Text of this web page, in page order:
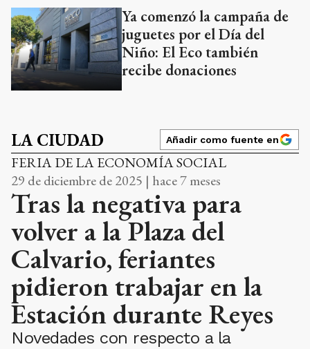
Ya comenzó la campaña de
juguetes por el Día del
Niño: El Eco también
recibe donaciones
LA CIUDAD Añadir como fuente en
FERIA DE LA ECONOMÍA SOCIAL
29 de diciembre de 2025 | hace 7 meses
Tras la negativa para
volver a la Plaza del
Calvario, feriantes
pidieron trabajar en la
Estación durante Reyes
Novedades con respecto a la